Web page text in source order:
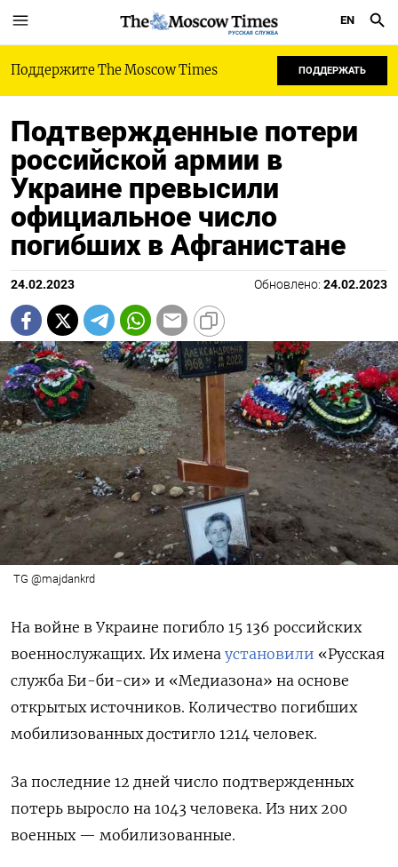
РУССКАЯ СЛУЖБА
EN
Поддержите The Moscow Times ПОДДЕРЖАТЬ
Подтвержденные потери
российской армии в
Украине превысили
официальное число
погибших в Афганистане
24.02.2023 Обновлено: 24.02.2023
TG @majdankrd
На войне в Украине погибло 15 136 российских
военнослужащих. Их имена установили «Русская
служба Би-би-си» и «Медиазона» на основе
открытых источников. Количество погибших
мобилизованных достигло 1214 человек.
За последние 12 дней число подтвержденных
потерь выросло на 1043 человека. Из них 200
военных — мобилизованные.